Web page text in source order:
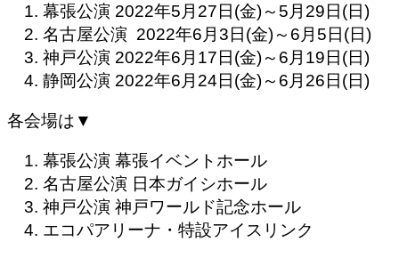
幕張公演 2022年5月27日(金)～5月29日(日)
名古屋公演 2022年6月3日(金)～6月5日(日)
神戸公演 2022年6月17日(金)～6月19日(日)
静岡公演 2022年6月24日(金)～6月26日(日)
各会場は▼
幕張公演 幕張イベントホール
名古屋公演 日本ガイシホール
神戸公演 神戸ワールド記念ホール
エコパアリーナ・特設アイスリンク